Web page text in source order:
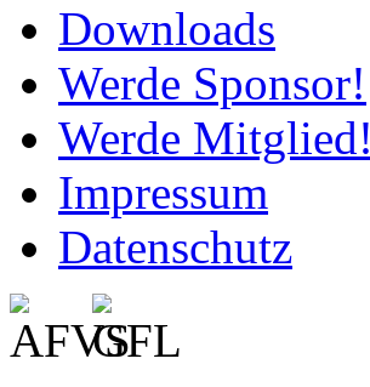
Downloads
Werde Sponsor!
Werde Mitglied!
Impressum
Datenschutz